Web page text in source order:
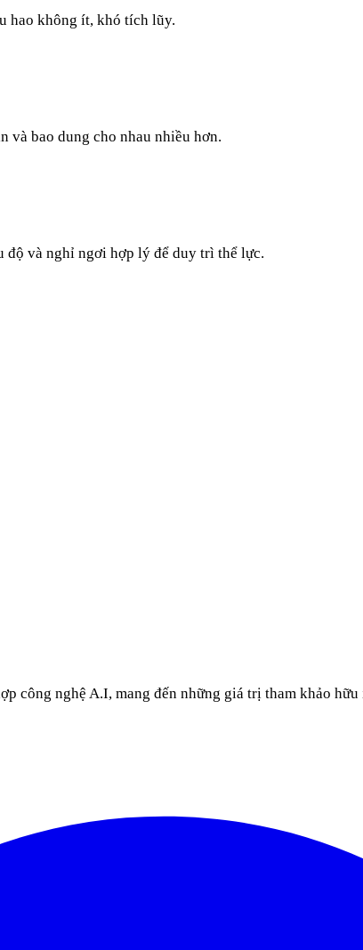
hao không ít, khó tích lũy.
và bao dung cho nhau nhiều hơn.
độ và nghỉ ngơi hợp lý để duy trì thể lực.
công nghệ A.I, mang đến những giá trị tham khảo